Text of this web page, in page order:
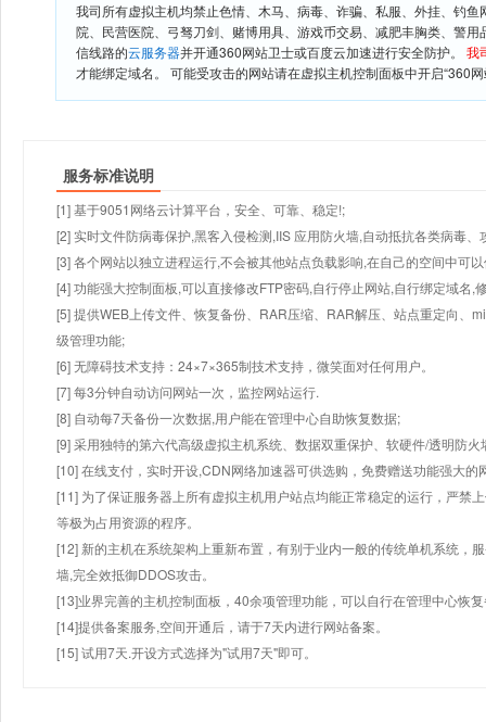
我司所有虚拟主机均禁止色情、木马、病毒、诈骗、私服、外挂、钓
院、民营医院、弓驽刀剑、赌博用具、游戏币交易、减肥丰胸类、警
信线路的云服务器并开通360网站卫士或百度云加速进行安全防护。 我
才能绑定域名。 可能受攻击的网站请在虚拟主机控制面板中开启“360
服务标准说明
[1] 基于9051网络云计算平台，安全、可靠、稳定!;
[2] 实时文件防病毒保护,黑客入侵检测,IIS 应用防火墙,自动抵抗各类病毒、
[3] 各个网站以独立进程运行,不会被其他站点负载影响,在自己的空间中可
[4] 功能强大控制面板,可以直接修改FTP密码,自行停止网站,自行绑定域名,
[5] 提供WEB上传文件、恢复备份、RAR压缩、RAR解压、站点重定向、
级管理功能;
[6] 无障碍技术支持：24×7×365制技术支持，微笑面对任何用户。
[7] 每3分钟自动访问网站一次，监控网站运行.
[8] 自动每7天备份一次数据,用户能在管理中心自助恢复数据;
[9] 采用独特的第六代高级虚拟主机系统、数据双重保护、软硬件/透明防火
[10] 在线支付，实时开设,CDN网络加速器可供选购，免费赠送功能强大
[11] 为了保证服务器上所有虚拟主机用户站点均能正常稳定的运行，严禁
等极为占用资源的程序。
[12] 新的主机在系统架构上重新布置，有别于业内一般的传统单机系统，
墙,完全效抵御DDOS攻击。
[13]业界完善的主机控制面板，40余项管理功能，可以自行在管理中心恢
[14]提供备案服务,空间开通后，请于7天内进行网站备案。
[15] 试用7天.开设方式选择为"试用7天"即可。